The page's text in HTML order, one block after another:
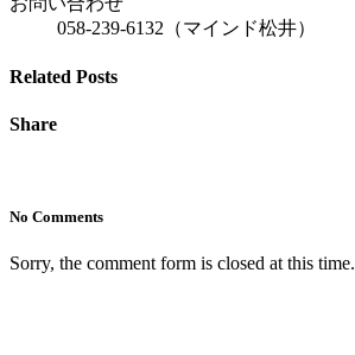
058-239-6132（マインド松井）
Related Posts
Share
No Comments
Sorry, the comment form is closed at this time.